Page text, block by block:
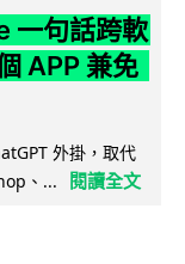
一句話跨軟
APP 兼免
外掛，取代
、...
閱讀全文